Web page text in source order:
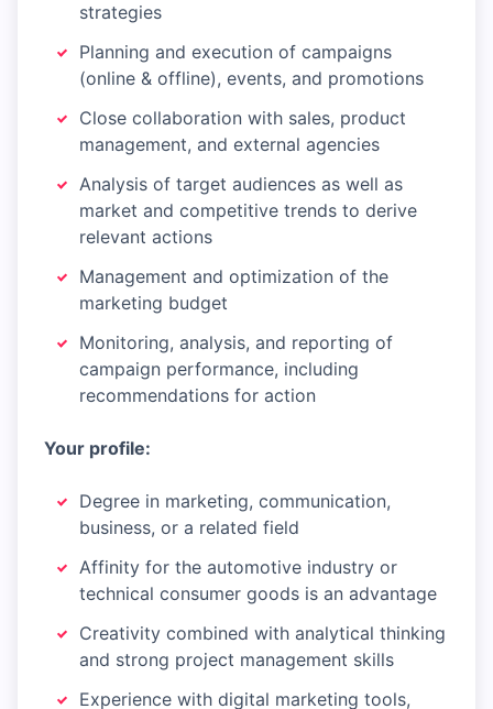
strategies
Planning and execution of campaigns
(online & offline), events, and promotions
Close collaboration with sales, product
management, and external agencies
Analysis of target audiences as well as
market and competitive trends to derive
relevant actions
Management and optimization of the
marketing budget
Monitoring, analysis, and reporting of
campaign performance, including
recommendations for action
Your profile:
Degree in marketing, communication,
business, or a related field
Affinity for the automotive industry or
technical consumer goods is an advantage
Creativity combined with analytical thinking
and strong project management skills
Experience with digital marketing tools,